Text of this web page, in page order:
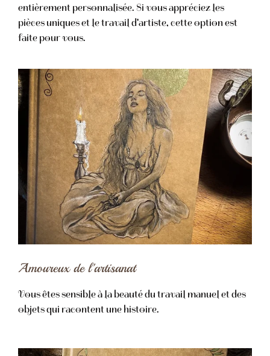
entièrement personnalisée. Si vous appréciez les
pièces uniques et le travail d'artiste, cette option est
faite pour vous.
Amoureux de l'artisanat
Vous êtes sensible à la beauté du travail manuel et des
objets qui racontent une histoire.